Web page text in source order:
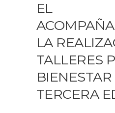
EL
LA
TALLERES
TERCERA